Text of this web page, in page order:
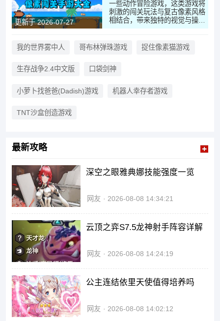
更新于 2026-07-27
一些动作冒险游戏，这类游戏将
刺激的闯关玩法与复古像素风格
相结合，带来独特的视觉与操作
体验。玩家需要在不同关卡中完
不断失败与尝试中提升操作技
巧。像素闯关游戏节奏紧凑，可
也适合专注挑战极限操作，深受
伙伴可以下载体验看看。
我的世界雾中人 哥布林弹珠游戏 捉住像素猫游戏
生存战争2.4中文版 口袋剑神
小萝卜找爸爸(Dadish)游戏 机器人幸存者游戏
TNT沙盒创造游戏
最新攻略
深空之眼雅典娜技能强度一览
网友 2026-08-08 14:34:21
云顶之弈S7.5龙神射手阵容详解
网友 2026-08-08 14:24:19
公主连结依里天使值得培养吗
网友 2026-08-08 14:02:12